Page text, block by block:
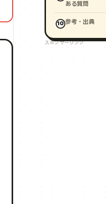
ある質問
参考・出典
スポンサーリンク